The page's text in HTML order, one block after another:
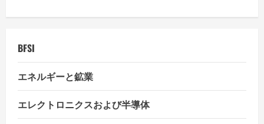
o
n
BFSI
エネルギーと鉱業
エレクトロニクスおよび半導体